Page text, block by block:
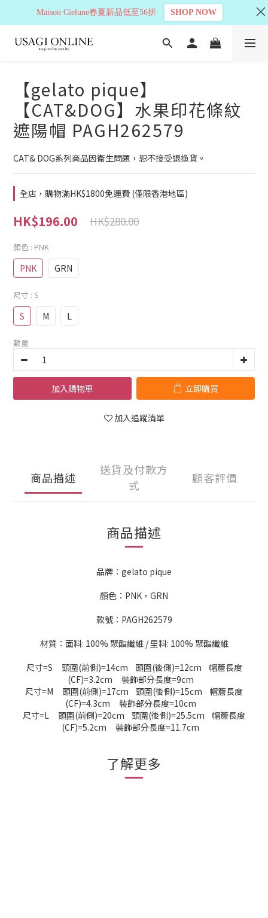
【gelato pique】
【CAT&DOG】水果印花條紋
遮陽帽 PAGH262579
CAT& DOG系列商品因衛生問題，恕不接受退換貨。
全店，購物滿HK$1800免運費 (僅限香港地區)
HK$196.00 HK$280.00
顏色 : PNK
PNK GRN
尺寸 : S
S M L
數量
加入購物車 立即購買
加入追蹤清單
商品描述
送貨及付款方
式
顧客評價
商品描述
品牌：gelato pique
顏色：PNK，GRN
款號：PAGH262579
材質：面料: 100% 聚酯纖維 / 里料: 100% 聚酯纖維
尺寸=S 頭圍(前側)=14cm 頭圍(後側)=12cm 帽簷長度
(CF)=3.2cm 裝飾部分長度=9cm
尺寸=M 頭圍(前側)=17cm 頭圍(後側)=15cm 帽簷長度
(CF)=4.3cm 裝飾部分長度=10cm
尺寸=L 頭圍(前側)=20cm 頭圍(後側)=25.5cm 帽簷長度
(CF)=5.2cm 裝飾部分長度=11.7cm
了解更多
Maison Cielune春夏新品低至56折 SHOP NOW